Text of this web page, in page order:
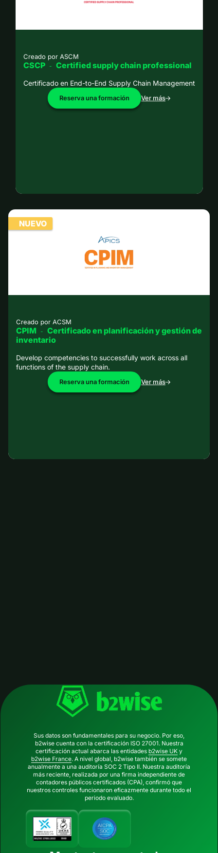
Creado por ASCM
CSCP - Certified supply chain professional
Certificado en End-to-End Supply Chain Management
Reserva una formación Ver más
NUEVO
Creado por ACSM
CPIM - Certificado en planificación y gestión de
inventario
Develop competencies to successfully work across all
functions of the supply chain.
Reserva una formación Ver más
Sus datos son fundamentales para su negocio. Por eso,
b2wise cuenta con la certificación ISO 27001. Nuestra
certificación actual abarca las entidades b2wise UK y
b2wise France. A nivel global, b2wise también se somete
anualmente a una auditoría SOC 2 Tipo II. Nuestra auditoría
más reciente, realizada por una firma independiente de
contadores públicos certificados (CPA), confirmó que
nuestros controles funcionaron eficazmente durante todo el
periodo evaluado.